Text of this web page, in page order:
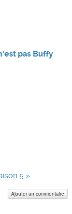
pas Buffy
5 »
Ajouter un commentaire